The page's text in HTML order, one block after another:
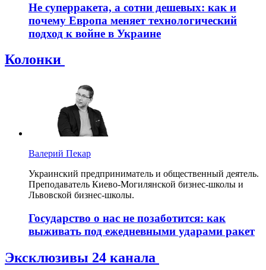
Не суперракета, а сотни дешевых: как и
почему Европа меняет технологический
подход к войне в Украине
Колонки
Валерий Пекар
Украинский предприниматель и общественный деятель.
Преподаватель Киево-Могилянской бизнес-школы и
Львовской бизнес-школы.
Государство о нас не позаботится: как
выживать под ежедневными ударами ракет
Эксклюзивы 24 канала